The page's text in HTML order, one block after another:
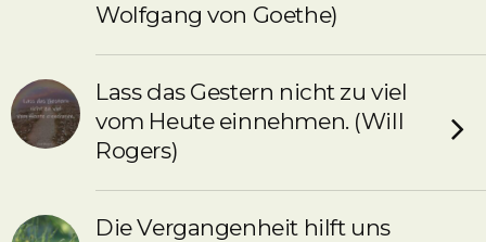
Wolfgang von Goethe)
Lass das Gestern nicht zu viel
vom Heute einnehmen. (Will
Rogers)
Die Vergangenheit hilft uns